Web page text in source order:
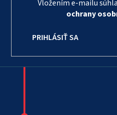
Vložením e-mailu
ochrany
PRIHLÁSIŤ SA